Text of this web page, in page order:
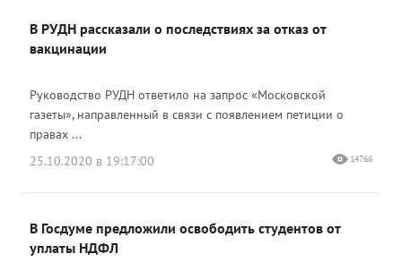
В РУДН рассказали о последствиях за отказ от
вакцинации
Руководство РУДН ответило на запрос «Московской
газеты», направленный в связи с появлением петиции о
правах ...
25.10.2020 в 19:17:00
14766
В Госдуме предложили освободить студентов от
уплаты НДФЛ